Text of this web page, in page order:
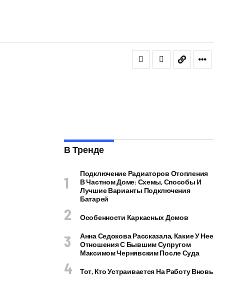
В Тренде
Подключение Радиаторов Отопления
В Частном Доме: Схемы, Способы И
Лучшие Варианты Подключения
Батарей
Особенности Каркасных Домов
Анна Седокова Рассказала, Какие У Нее
Отношения С Бывшим Супругом
Максимом Чернявским После Суда
Тот, Кто Устраивается На Работу Вновь